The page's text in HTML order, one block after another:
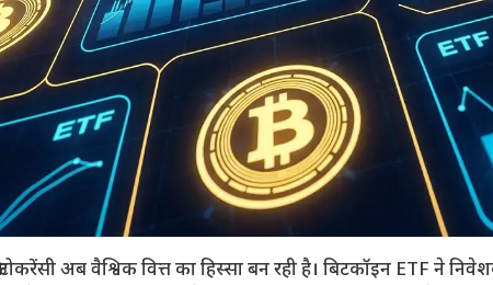
अब वैश्विक वित्त का हिस्सा बन रही है। बिटकॉइन ETF ने